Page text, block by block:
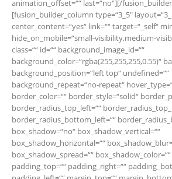
animation_offset=““ last=“no“][/
[fusion_builder_column type=“3_5″
center_content=“yes“ link=““ target=“_self“
hide_on_mobile=“small-visibility,medium-
class=““ id=““ background_image_id=““
background_color=“rgba(255,255,255,0.55)“
background_position=“left top“ undefined=““
background_repeat=“no-repeat“
border_color=““ border_style=“solid“
border_radius_top_left=““
border_radius_bottom_left=““
box_shadow=“no“ box_shadow_vertical=““
box_shadow_horizontal=““
box_shadow_spread=““
padding_top=““ padding_right=““